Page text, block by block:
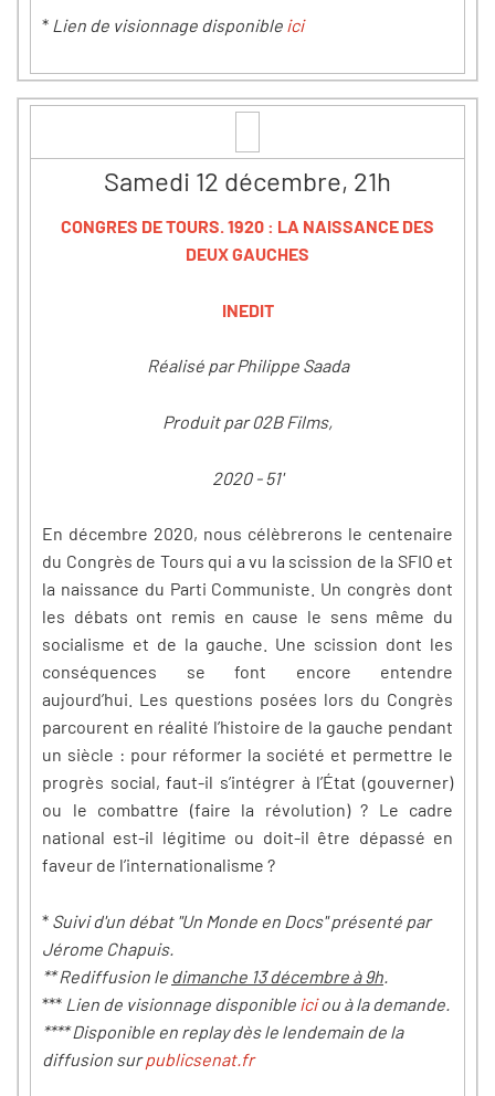
* Lien de visionnage disponible ici
Samedi 12 décembre, 21h
CONGRES DE TOURS. 1920 : LA NAISSANCE DES
DEUX GAUCHES
INEDIT
Réalisé par Philippe Saada
Produit par 02B Films,
2020 - 51'
En décembre 2020, nous célèbrerons le centenaire
du Congrès de Tours qui a vu la scission de la SFIO et
la naissance du Parti Communiste. Un congrès dont
les débats ont remis en cause le sens même du
socialisme et de la gauche. Une scission dont les
conséquences se font encore entendre
aujourd’hui. Les questions posées lors du Congrès
parcourent en réalité l’histoire de la gauche pendant
un siècle : pour réformer la société et permettre le
progrès social, faut-il s’intégrer à l’État (gouverner)
ou le combattre (faire la révolution) ? Le cadre
national est-il légitime ou doit-il être dépassé en
faveur de l’internationalisme ?
* Suivi d'un débat "Un Monde en Docs" présenté par
Jérome Chapuis.
** Rediffusion le dimanche 13 décembre à 9h
*** Lien de visionnage disponible iciou à la demande.
**** Disponible en replay dès le lendemain de la
diffusion surpublicsenat.fr